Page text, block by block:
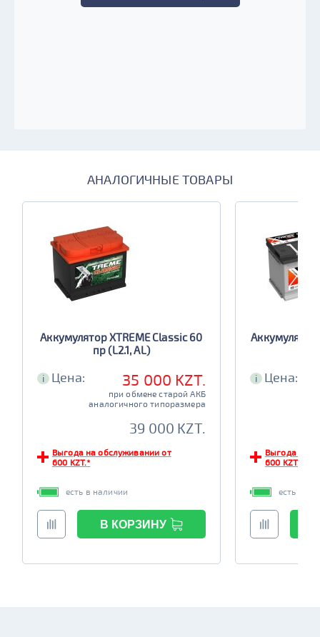
АНАЛОГИЧНЫЕ ТОВАРЫ
Аккумулятор XTREME Classic 60
пр (L2.1, AL)
i Цена: 35 000 KZT.
при обмене старой АКБ
аналогичного типоразмера
39 000 KZT.
Выгода на обслуживании от
600 KZT.*
есть в наличии
В КОРЗИНУ
Аккумулятор
i Цена:
Выгода на
600 KZT.*
есть в